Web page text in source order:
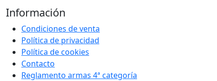
Información
Condiciones de venta
Política de privacidad
Política de cookies
Contacto
Reglamento armas 4ª categoría